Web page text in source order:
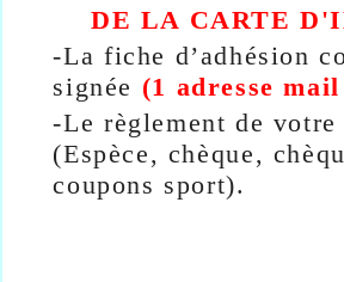
DE LA CARTE
-La fiche d’adhésion
signée (1 adresse
-Le règlement de
(Espèce, chèque,
coupons sport).